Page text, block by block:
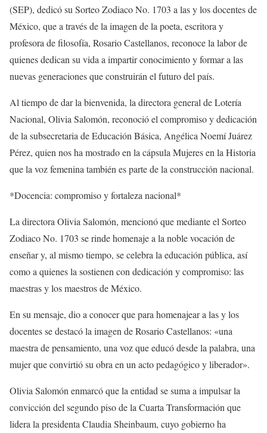
(SEP), dedicó su Sorteo Zodiaco No. 1703 a las y los docentes de
México, que a través de la imagen de la poeta, escritora y
profesora de filosofía, Rosario Castellanos, reconoce la labor de
quienes dedican su vida a impartir conocimiento y formar a las
nuevas generaciones que construirán el futuro del país.
Al tiempo de dar la bienvenida, la directora general de Lotería
Nacional, Olivia Salomón, reconoció el compromiso y dedicación
de la subsecretaria de Educación Básica, Angélica Noemí Juárez
Pérez, quien nos ha mostrado en la cápsula Mujeres en la Historia
que la voz femenina también es parte de la construcción nacional.
*Docencia: compromiso y fortaleza nacional*
La directora Olivia Salomón, mencionó que mediante el Sorteo
Zodiaco No. 1703 se rinde homenaje a la noble vocación de
enseñar y, al mismo tiempo, se celebra la educación pública, así
como a quienes la sostienen con dedicación y compromiso: las
maestras y los maestros de México.
En su mensaje, dio a conocer que para homenajear a las y los
docentes se destacó la imagen de Rosario Castellanos: «una
maestra de pensamiento, una voz que educó desde la palabra, una
mujer que convirtió su obra en un acto pedagógico y liberador».
Olivia Salomón enmarcó que la entidad se suma a impulsar la
convicción del segundo piso de la Cuarta Transformación que
lidera la presidenta Claudia Sheinbaum, cuyo gobierno ha